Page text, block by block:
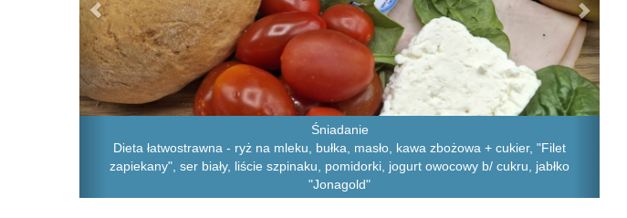
Śniadanie
Dieta łatwostrawna - ryż na mleku, bułka, masło, kawa zbożowa + cukier, "Filet
zapiekany", ser biały, liście szpinaku, pomidorki, jogurt owocowy b/ cukru, jabłko
"Jonagold"